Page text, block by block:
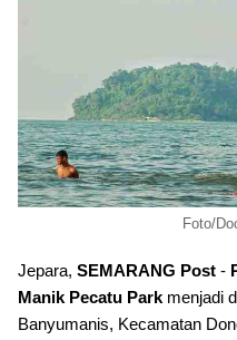
Foto/
Jepara, SEMARANG Post -
Manik Pecatu Park menjadi
Banyumanis, Kecamatan